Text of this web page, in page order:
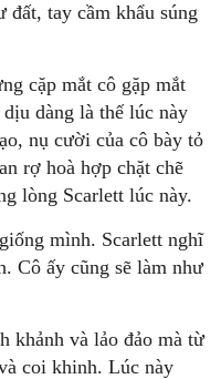
đất, tay cầm khẩu súng
cặp mắt cô gặp mắt
dàng là thế lúc này
nụ cười của cô bày tỏ
rợ hoà hợp chặt chẽ
lòng Scarlett lúc này.
mình. Scarlett nghĩ
Cô ấy cũng sẽ làm như
khảnh và lảo đảo mà từ
coi khinh. Lúc này